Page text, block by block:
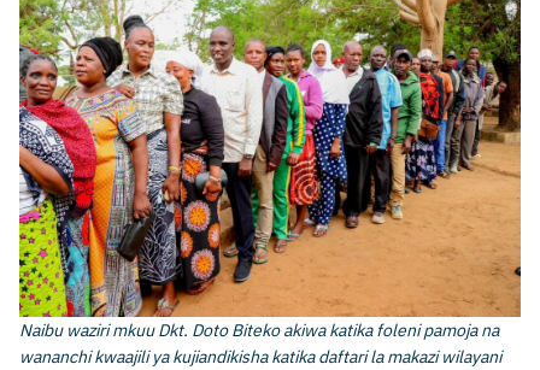
Naibu waziri mkuu Dkt. Doto Biteko akiwa katika foleni pamoja na
wananchi kwaajili ya kujiandikisha katika daftari la makazi wilayani